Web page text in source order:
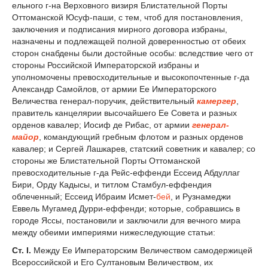
ельного г-на Верховного визиря Блистательной Порты
Оттоманской Юсуф-паши, с тем, чтоб для постановления,
заключения и подписания мирного договора избраны,
назначены и подлежащей полной доверенностью от обеих
сторон снабдены были достойные особы: вследствие чего от
стороны Российской Императорской избраны и
уполномочены превосходительные и высокопочтенные г-да
Александр Самойлов, от армии Ее Императорского
Величества генерал-поручик, действительный камергер
правитель канцелярии высочайшего Ее Совета и разных
орденов кавалер; Иосиф де Рибас, от армии генерал-
майор , командующий гребным флотом и разных орденов
кавалер; и Сергей Лашкарев, статский советник и кавалер; со
стороны же Блистательной Порты Оттоманской
превосходительные г-да Рейс-еффенди Ессеид Абдуллаг
Бири, Орду Кадысы, и титлом Стамбул-еффендия
облеченный; Ессеид Ибраим Исмет-бей , и Рузнамеджи
Еввель Мугамед Дурри-еффенди; которые, собравшись в
городе Яссы, постановили и заключили для вечного мира
между обеими империями нижеследующие статьи:
Ст. I. Между Ее Императорским Величеством самодержицей
Всероссийской и Его Султановым Величеством, их